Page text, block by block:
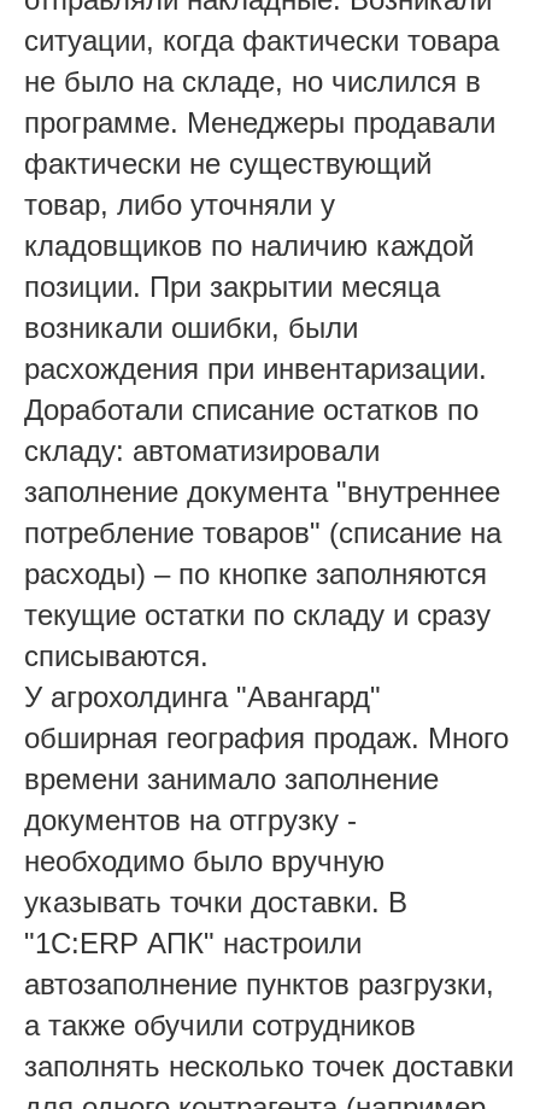
ситуации, когда фактически товара
не было на складе, но числился в
программе. Менеджеры продавали
фактически не существующий
товар, либо уточняли у
кладовщиков по наличию каждой
позиции. При закрытии месяца
возникали ошибки, были
расхождения при инвентаризации.
Доработали списание остатков по
складу: автоматизировали
заполнение документа "внутреннее
потребление товаров" (списание на
расходы) – по кнопке заполняются
текущие остатки по складу и сразу
списываются.
У агрохолдинга "Авангард"
обширная география продаж. Много
времени занимало заполнение
документов на отгрузку -
необходимо было вручную
указывать точки доставки. В
"1С:ERP АПК" настроили
автозаполнение пунктов разгрузки,
а также обучили сотрудников
заполнять несколько точек доставки